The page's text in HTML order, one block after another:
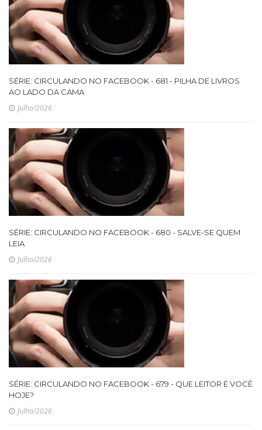
SÉRIE: CIRCULANDO NO FACEBOOK - 681 - PILHA DE LIVROS
AO LADO DA CAMA
Julho/2026
SÉRIE: CIRCULANDO NO FACEBOOK - 680 - SALVE-SE QUEM
LEIA
Julho/2026
SÉRIE: CIRCULANDO NO FACEBOOK - 679 - QUE LEITOR É VOCÊ
HOJE?
Julho/2026